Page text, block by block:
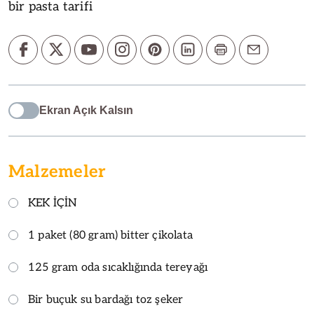
bir pasta tarifi
Ekran Açık Kalsın
Malzemeler
KEK İÇİN
1 paket (80 gram) bitter çikolata
125 gram oda sıcaklığında tereyağı
Bir buçuk su bardağı toz şeker